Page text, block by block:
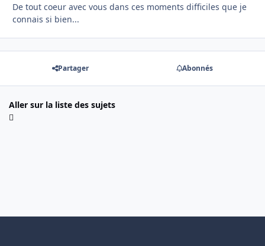
De tout coeur avec vous dans ces moments difficiles que je
connais si bien...
Partager Abonnés
Aller sur la liste des sujets